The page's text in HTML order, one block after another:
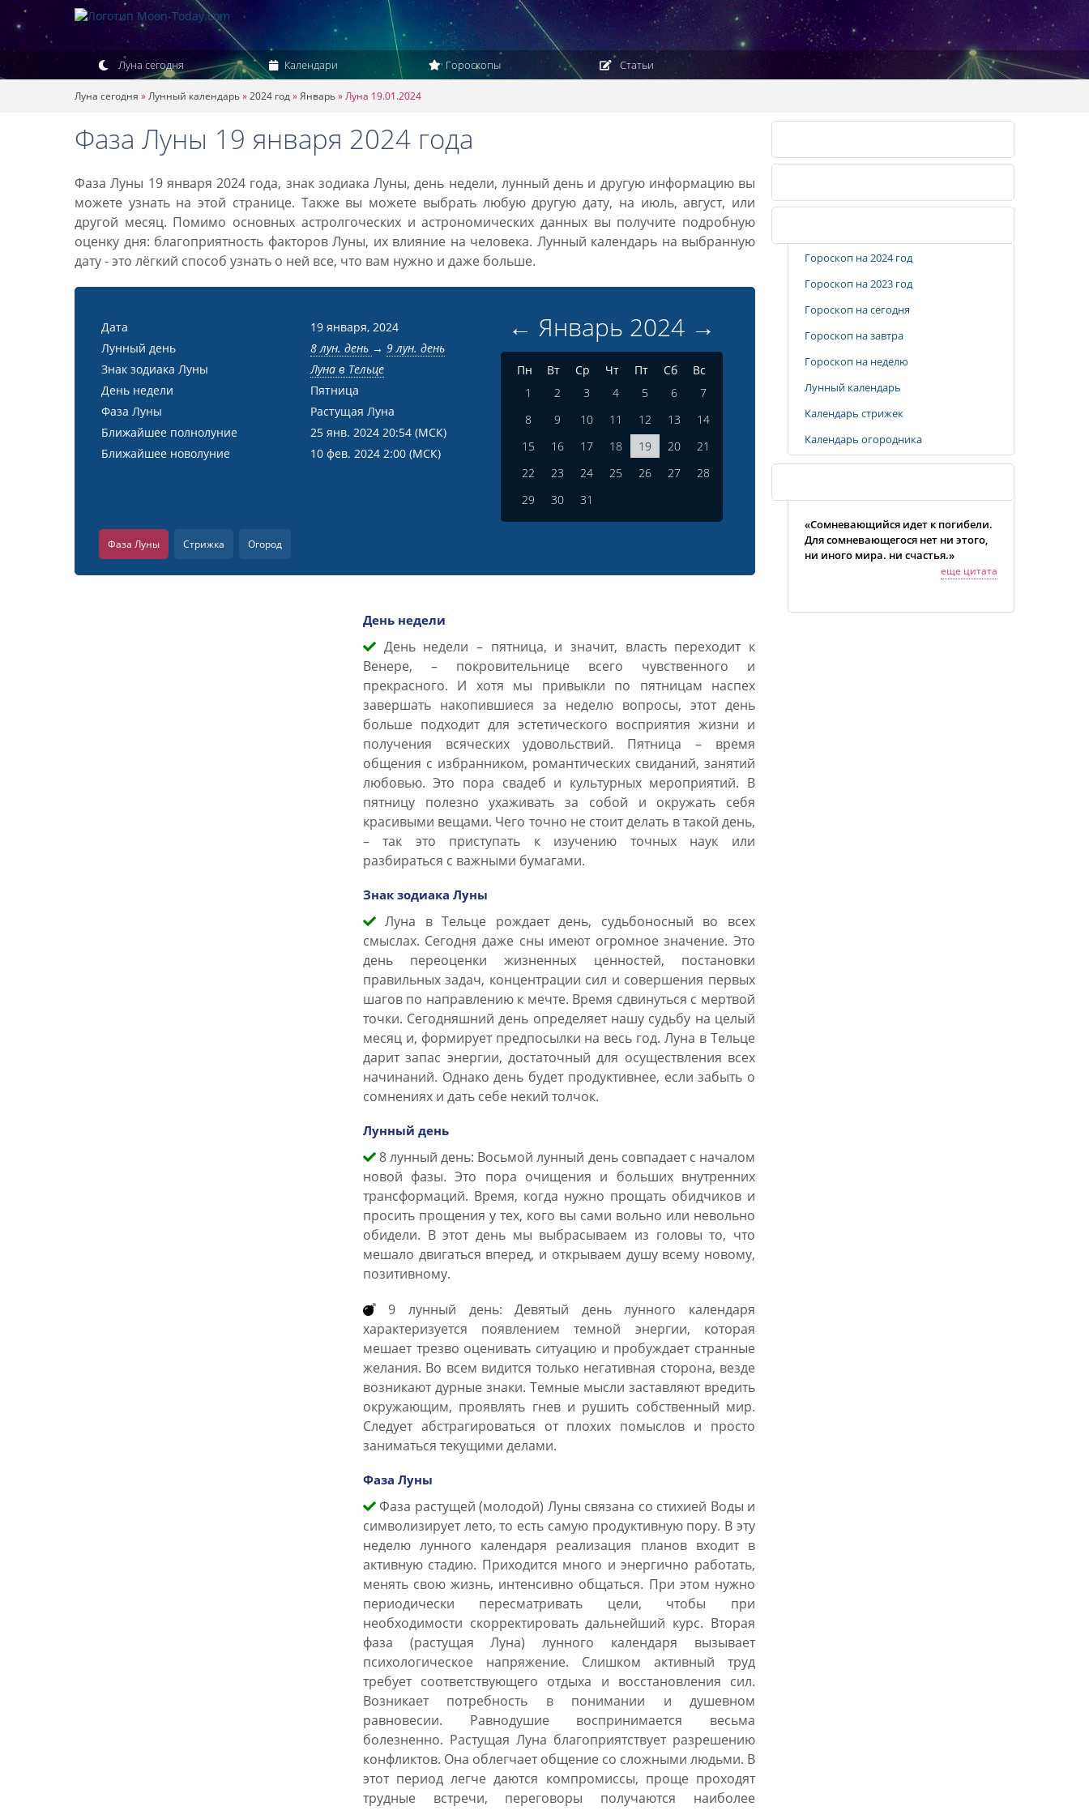
Луна сегодня Календари Гороскопы Статьи
Луна сегодня »Лунный календарь»2024 год»Январь»Луна 19.01.2024
Фаза Луны 19 января 2024 года
Фаза Луны 19 января 2024 года, знак зодиака Луны, день недели, лунный день и другую информацию вы
можете узнать на этой странице. Также вы можете выбрать любую другую дату, на июль, август, или
другой месяц. Помимо основных астролгоческих и астрономических данных вы получите подробную
оценку дня: благоприятность факторов Луны, их влияние на человека. Лунный календарь на выбранную
дату - это лёгкий способ узнать о ней все, что вам нужно и даже больше.
Дата
19 января, 2024
Лунный день
8 лун. день → 9 лун. день
Знак зодиака Луны
Луна в Тельце
День недели
Пятница
Фаза Луны
Растущая Луна
Ближайшее полнолуние
25 янв. 2024 20:54 (МСК)
Ближайшее новолуние
10 фев. 2024 2:00 (МСК)
← Январь 2024 →
Пн Вт Ср Чт Пт Сб
Вс
1
2 3 4 5 6
7
8
9 10 11 12 13
14
15
16 17 18 19 20
21
22
23 24 25 26 27
28
29
30 31
Фаза Луны Стрижка Огород
День недели
День недели – пятница, и значит, власть переходит к
Венере, – покровительнице всего чувственного и
прекрасного. И хотя мы привыкли по пятницам наспех
завершать накопившиеся за неделю вопросы, этот день
больше подходит для эстетического восприятия жизни и
получения всяческих удовольствий. Пятница – время
общения с избранником, романтических свиданий, занятий
любовью. Это пора свадеб и культурных мероприятий. В
пятницу полезно ухаживать за собой и окружать себя
красивыми вещами. Чего точно не стоит делать в такой день,
– так это приступать к изучению точных наук или
разбираться с важными бумагами.
Знак зодиака Луны
Луна в Тельце рождает день, судьбоносный во всех
смыслах. Сегодня даже сны имеют огромное значение. Это
день переоценки жизненных ценностей, постановки
правильных задач, концентрации сил и совершения первых
шагов по направлению к мечте. Время сдвинуться с мертвой
точки. Сегодняшний день определяет нашу судьбу на целый
месяц и, формирует предпосылки на весь год. Луна в Тельце
дарит запас энергии, достаточный для осуществления всех
начинаний. Однако день будет продуктивнее, если забыть о
сомнениях и дать себе некий толчок.
Лунный день
8 лунный день: Восьмой лунный день совпадает с началом
новой фазы. Это пора очищения и больших внутренних
трансформаций. Время, когда нужно прощать обидчиков и
просить прощения у тех, кого вы сами вольно или невольно
обидели. В этот день мы выбрасываем из головы то, что
мешало двигаться вперед, и открываем душу всему новому,
позитивному.
9 лунный день: Девятый день лунного календаря
характеризуется появлением темной энергии, которая
мешает трезво оценивать ситуацию и пробуждает странные
желания. Во всем видится только негативная сторона, везде
возникают дурные знаки. Темные мысли заставляют вредить
окружающим, проявлять гнев и рушить собственный мир.
Следует абстрагироваться от плохих помыслов и просто
заниматься текущими делами.
Фаза Луны
Фаза растущей (молодой) Луны связана со стихией Воды и
символизирует лето, то есть самую продуктивную пору. В эту
неделю лунного календаря реализация планов входит в
активную стадию. Приходится много и энергично работать,
менять свою жизнь, интенсивно общаться. При этом нужно
периодически пересматривать цели, чтобы при
необходимости скорректировать дальнейший курс. Вторая
фаза (растущая Луна) лунного календаря вызывает
психологическое напряжение. Слишком активный труд
требует соответствующего отдыха и восстановления сил.
Возникает потребность в понимании и душевном
равновесии. Равнодушие воспринимается весьма
болезненно. Растущая Луна благоприятствует разрешению
конфликтов. Она облегчает общение со сложными людьми. В
этот период легче даются компромиссы, проще проходят
трудные встречи, переговоры получаются наиболее
Гороскоп на 2024 год
Гороскоп на 2023 год
Гороскоп на сегодня
Гороскоп на завтра
Гороскоп на неделю
Лунный календарь
Календарь стрижек
Календарь огородника
«Сомневающийся идет к погибели.
Для сомневающегося нет ни этого,
ни иного мира. ни счастья.»
еще цитата